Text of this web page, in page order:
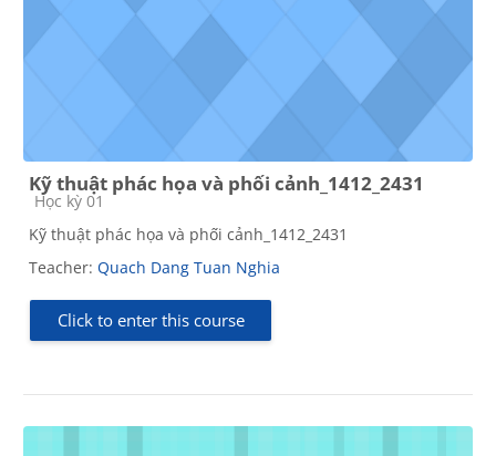
Kỹ thuật phác họa và phối cảnh_1412_2431
Course category
Học kỳ 01
Kỹ thuật phác họa và phối cảnh_1412_2431
Teacher: Quach Dang Tuan Nghia
Click to enter this course